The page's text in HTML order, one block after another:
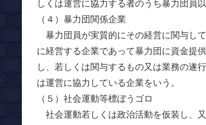
しくは運営に協力する者のうち暴力団員
（４）暴力団関係企業
暴力団員が実質的にその経営に関与し
に経営する企業であって暴力団に資金提
し、若しくは関与するもの又は業務の遂
は運営に協力している企業をいう。
（５）社会運動等標ぼうゴロ
社会運動若しくは政治活動を仮装し、